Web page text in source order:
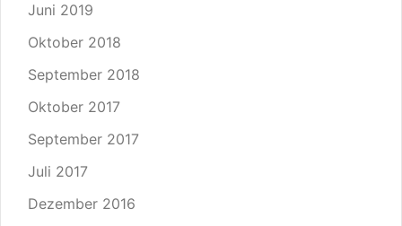
Juni 2019
Oktober 2018
September 2018
Oktober 2017
September 2017
Juli 2017
Dezember 2016